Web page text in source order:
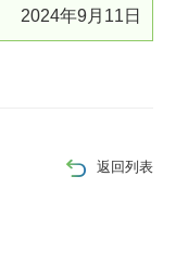
2024年9月11日
返回列表